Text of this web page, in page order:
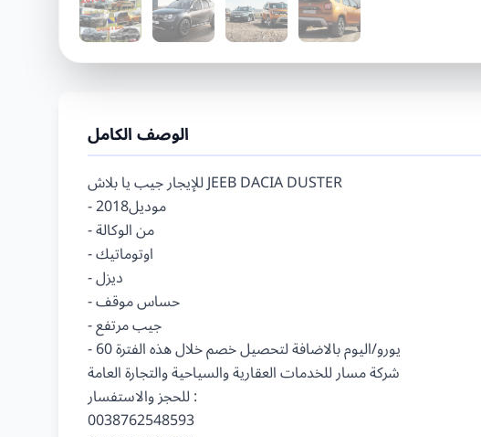
الوصف الكامل
للإيجار جيب يا بلاش ‎JEEB DACIA DUSTER
- موديل2018
- من الوكالة
- اوتوماتيك
- ديزل
- حساس موقف
- جيب مرتفع
- 60 يورو/اليوم بالاضافة لتحصيل خصم خلال هذه الفترة
شركة مسار للخدمات العقارية والسياحية والتجارة العامة
للحجز والاستفسار :
0038762548593